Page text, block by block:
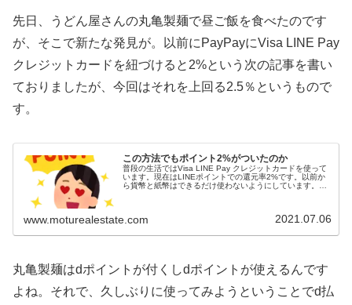
先日、うどん屋さんの丸亀製麺で昼ご飯を食べたのです
が、そこで新たな発見が。以前にPayPayにVisa LINE Pay
クレジットカードを紐づけると2%という次の記事を書い
ておりましたが、今回はそれを上回る2.5％というもので
す。
この方法でもポイント2%がついたのか
普段の生活ではVisa LINE Pay クレジットカードを使って
います。現在はLINEポイントでの還元率2%です。以前か
ら貨幣と紙幣はできるだけ使わないようにしています。特
www.moturealestate.com 2021.07.06
丸亀製麺はdポイントが付くしdポイントが使えるんです
よね。それで、久しぶりに使ってみようということでd払